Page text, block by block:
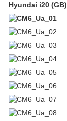
Hyundai i20